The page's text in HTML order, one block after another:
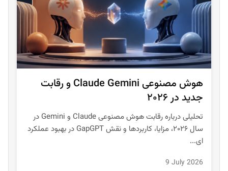
هوش مصنوعی Claude Gemini و رقابت
جدید در ۲۰۲۶
تحلیلی درباره رقابت هوش مصنوعی Claude و Gemini در
سال ۲۰۲۶، مزایا، کاربردها و نقش GapGPT در بهبود عملکرد
ای...
9 July 2026